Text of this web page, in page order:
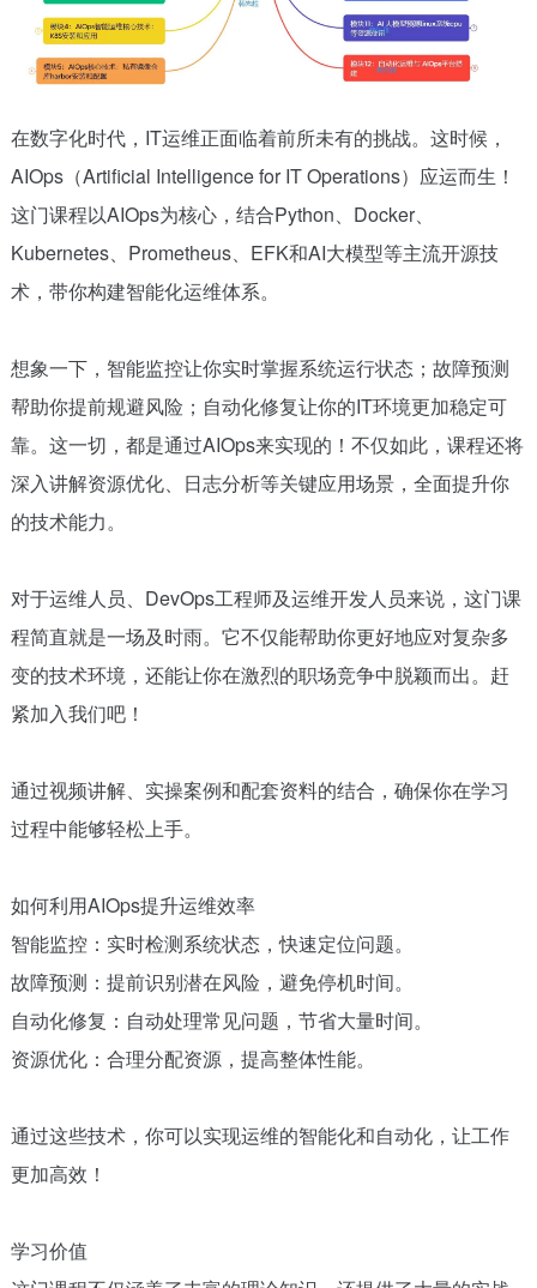
在数字化时代，IT运维正面临着前所未有的挑战。这时候，
AIOps（Artificial Intelligence for IT Operations）应运而生！
这门课程以AIOps为核心，结合Python、Docker、
Kubernetes、Prometheus、EFK和AI大模型等主流开源技
术，带你构建智能化运维体系。
想象一下，智能监控让你实时掌握系统运行状态；故障预测
帮助你提前规避风险；自动化修复让你的IT环境更加稳定可
靠。这一切，都是通过AIOps来实现的！不仅如此，课程还将
深入讲解资源优化、日志分析等关键应用场景，全面提升你
的技术能力。
对于运维人员、DevOps工程师及运维开发人员来说，这门课
程简直就是一场及时雨。它不仅能帮助你更好地应对复杂多
变的技术环境，还能让你在激烈的职场竞争中脱颖而出。赶
紧加入我们吧！
通过视频讲解、实操案例和配套资料的结合，确保你在学习
过程中能够轻松上手。
如何利用AIOps提升运维效率
智能监控：实时检测系统状态，快速定位问题。
故障预测：提前识别潜在风险，避免停机时间。
自动化修复：自动处理常见问题，节省大量时间。
资源优化：合理分配资源，提高整体性能。
通过这些技术，你可以实现运维的智能化和自动化，让工作
更加高效！
学习价值